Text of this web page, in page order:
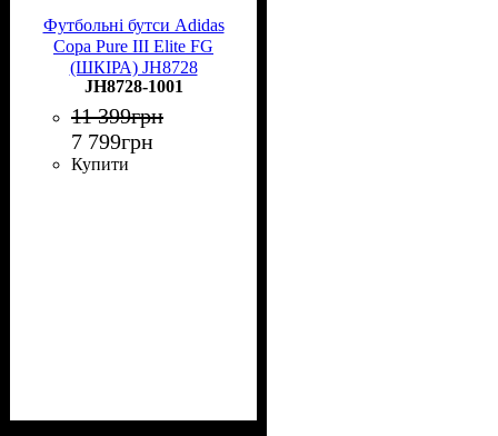
Футбольні бутси Adidas
Copa Pure III Elite FG
(ШКІРА) JH8728
JH8728-1001
11 399грн
7 799грн
Купити